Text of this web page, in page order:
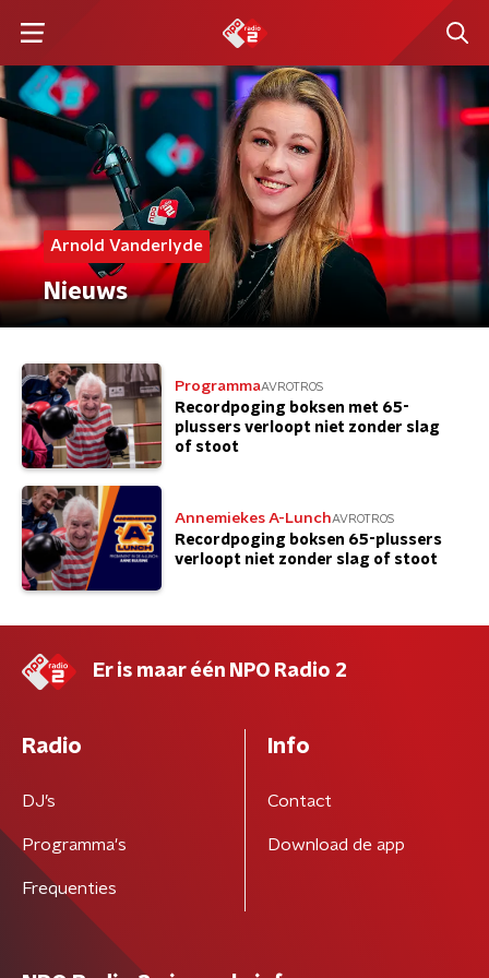
Arnold Vanderlyde
Nieuws
ProgrammaAVROTROS
Recordpoging boksen met 65-
plussers verloopt niet zonder slag
of stoot
Annemiekes A-LunchAVROTROS
Recordpoging boksen 65-plussers
verloopt niet zonder slag of stoot
Er is maar één NPO Radio 2
Radio
DJ’s
Programma's
Frequenties
Info
Contact
Download de app